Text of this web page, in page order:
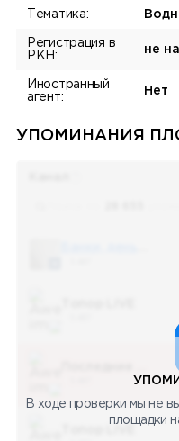
Тематика:
Регистрация в
РКН:
не
Иностранный
агент:
Нет
УПОМИНАНИЯ
В ходе проверки мы не
площадки